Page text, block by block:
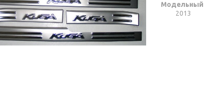
Модельный
2013